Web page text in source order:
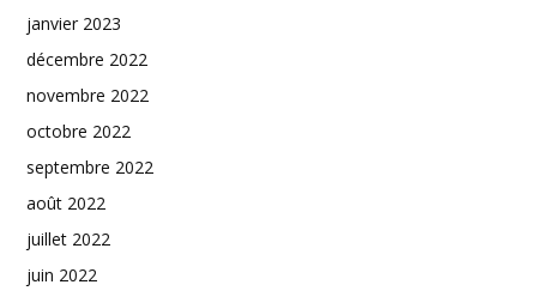
janvier 2023
décembre 2022
novembre 2022
octobre 2022
septembre 2022
août 2022
juillet 2022
juin 2022